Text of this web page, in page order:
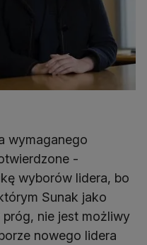
wymaganego
-
wyborów lidera, bo
Sunak jako
nie jest możliwy
nowego lidera